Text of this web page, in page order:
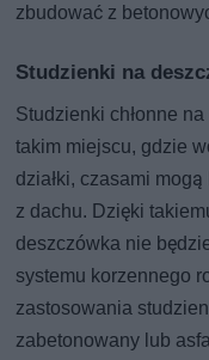
zbudować z
Studzienki na
Studzienki chłonne
takim miejscu, gdzie
działki, czasami
z dachu. Dzięki
deszczówka nie
systemu korzennego
zastosowania
zabetonowany lub